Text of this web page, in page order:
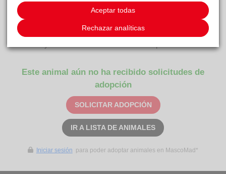
COMENTARIOS
Carácter
Este animal aún no ha recibido solicitudes de
adopción
SOLICITAR ADOPCIÓN
IR A LISTA DE ANIMALES
Iniciar sesión para poder adoptar animales en MascoMad*
Aceptar todas
Rechazar analíticas